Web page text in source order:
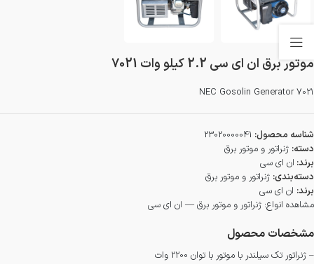
موتور برق ان ای سی 2.2 کیلو وات 7021
NEC Gosolin Generator 7021
شناسه محصول: 23020000041
دسته: ژنراتور و موتور برق
برند: ان ای سی
دسته‌بندی: ژنراتور و موتور برق
برند: ان ای سی
مشاهده انواع: ژنراتور و موتور برق — ان ای سی
مشخصات محصول
– ژنراتور تک سیلندر با موتور با توان 2200 وات